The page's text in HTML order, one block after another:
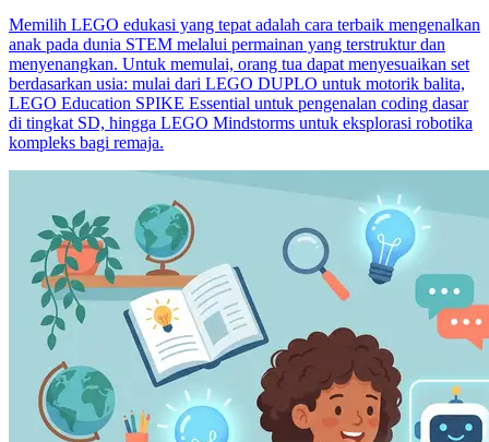
Memilih LEGO edukasi yang tepat adalah cara terbaik mengenalkan
anak pada dunia STEM melalui permainan yang terstruktur dan
menyenangkan. Untuk memulai, orang tua dapat menyesuaikan set
berdasarkan usia: mulai dari LEGO DUPLO untuk motorik balita,
LEGO Education SPIKE Essential untuk pengenalan coding dasar
di tingkat SD, hingga LEGO Mindstorms untuk eksplorasi robotika
kompleks bagi remaja.